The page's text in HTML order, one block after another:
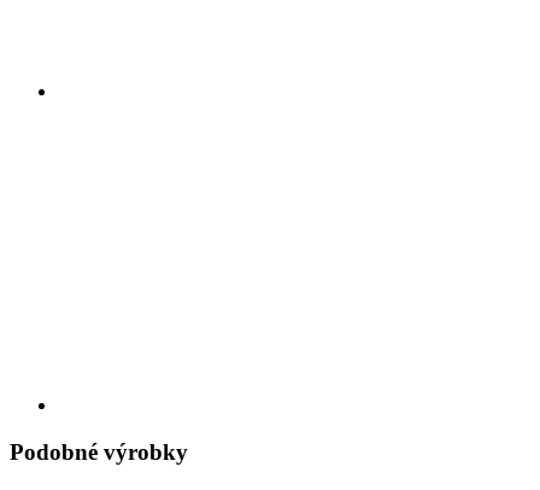
Podobné výrobky